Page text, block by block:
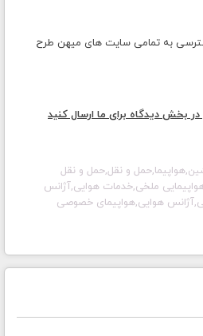
به تمامی سایت های میهن طرح
بخش دیدگاه برای ما ارسال کنید
,هواپیما,حمل و نقل,حمل و نقل
ملخی,خدمات هوایی,آژانس
هوایی,هواپیمای خصوصی